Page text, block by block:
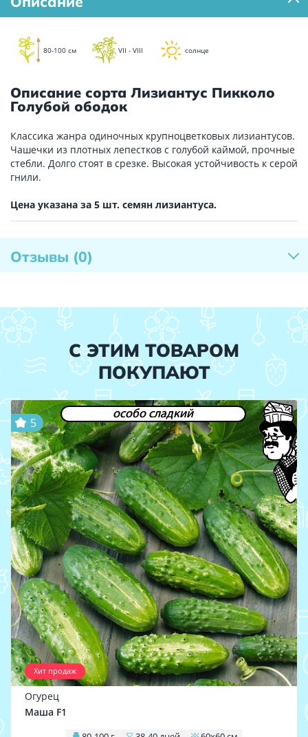
80-100 см VII - VIII солнце
Описание сорта Лизиантус Пикколо
Голубой ободок
Классика жанра одиночных крупноцветковых лизиантусов.
Чашечки из плотных лепестков с голубой каймой, прочные
стебли. Долго стоят в срезке. Высокая устойчивость к серой
гнили.
Цена указана за 5 шт. семян лизиантуса.
Отзывы (0)
С ЭТИМ ТОВАРОМ
ПОКУПАЮТ
особо сладкий
Хит продаж
5
Огурец
Маша F1